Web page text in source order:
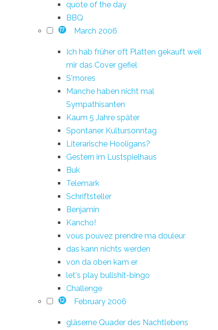
quote of the day
BBQ
17 March 2006
Ich hab früher oft Platten gekauft weil
mir das Cover gefiel
S'mores
Manche haben nicht mal
Sympathisanten
Kaum 5 Jahre später
Spontaner Kultursonntag
Literarische Hooligans?
Gestern im Lustspielhaus
Buk
Telemark
Schriftsteller
Benjamin
Kancho!
vous pouvez prendre ma douleur
das kann nichts werden
von da oben kam er
let's play bullshit-bingo
Challenge
12 February 2006
gläserne Quader des Nachtlebens